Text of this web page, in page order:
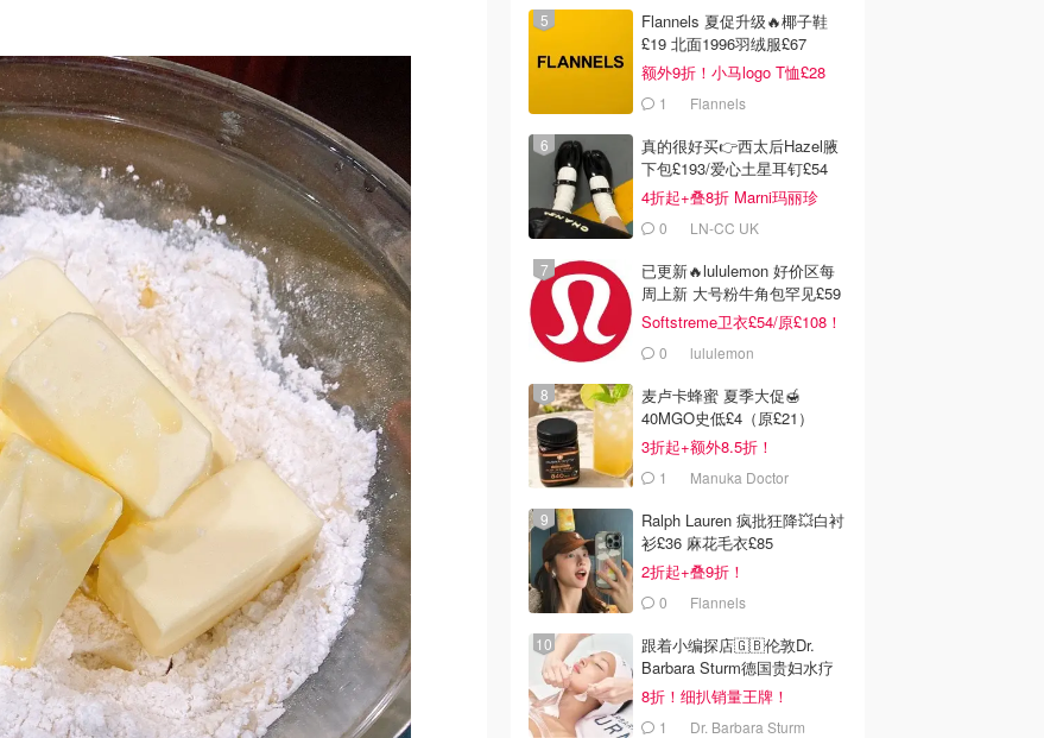
Flannels 夏促升级🔥椰子鞋
£19 北面1996羽绒服£67
额外9折！小马logo T恤£28
1 Flannels
真的很好买👉西太后Hazel腋
下包£193/爱心土星耳钉£54
4折起+叠8折 Marni玛丽珍
£2120 LN-CC UK
已更新🔥lululemon 好价区每
周上新 大号粉牛角包罕见£59
Softstreme卫衣£54/原£108！
0 lululemon
麦卢卡蜂蜜 夏季大促🍯
40MGO史低£4（原£21）
3折起+额外8.5折！
1 Manuka Doctor
Ralph Lauren 疯批狂降💥白衬
衫£36 麻花毛衣£85
2折起+叠9折！
0 Flannels
跟着小编探店🇬🇧伦敦Dr.
Barbara Sturm德国贵妇水疗
护肤
8折！细扒销量王牌！
1 Dr. Barbara Sturm